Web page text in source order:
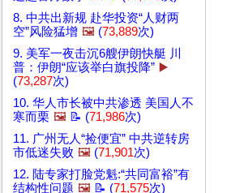
8. 中共出新规 赴华投资“人财两
空”风险猛增 🖼️ (73,889次)
9. 美军一夜击沉6艘伊朗快艇 川
普：伊朗“应该举白旗投降” ▶️
(73,287次)
10. 华人市长被中共渗透 美国人不
寒而栗 🖼️ 📝 (71,986次)
11. 广州无人“捡便宜” 中共逆转房
市低迷失败 🖼️ (71,901次)
12. 陆专家打脸党魁:“共同富裕”有
结构性问题 🖼️ 📝 (71,575次)